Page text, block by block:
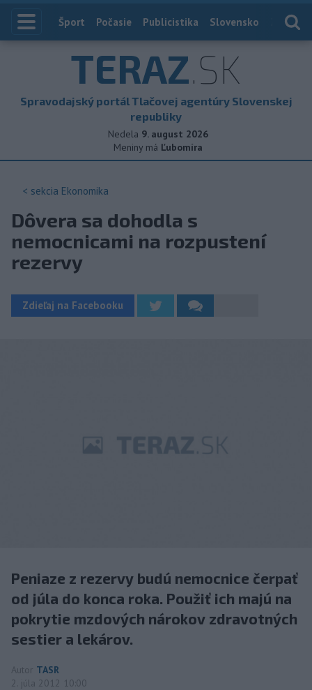
Index
Šport Počasie Publicistika Slovensko
TERAZ.SK
Spravodajský portál Tlačovej agentúry Slovenskej
republiky
Nedela 9. august 2026
Meniny má Ľubomíra
< sekcia Ekonomika
Dôvera sa dohodla s
nemocnicami na rozpustení
rezervy
Zdieľaj na Facebooku
Peniaze z rezervy budú nemocnice čerpať
od júla do konca roka. Použiť ich majú na
pokrytie mzdových nárokov zdravotných
sestier a lekárov.
Autor TASR
2. júla 2012 10:00